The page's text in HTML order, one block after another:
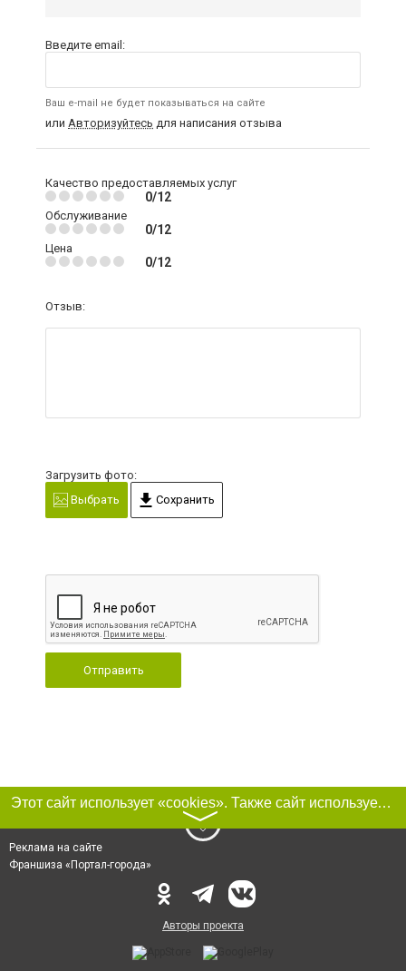
Введите email:
Ваш e-mail не будет показываться на сайте
или Авторизуйтесь для написания отзыва
Качество предоставляемых услуг
0/12
Обслуживание
0/12
Цена
0/12
Отзыв:
Загрузить фото:
Выбрать
Сохранить
Отправить
Этот сайт использует «cookies». Также сайт использует интернет-сервис для сбора технических данных касательно посетителей с целью получения маркетинговой и статистической информации. Условия обработки данных посетителей сайта см.
〉
Реклама на сайте
Франшиза «Портал-города»
Авторы проекта